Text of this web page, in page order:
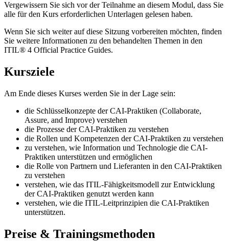
Vergewissern Sie sich vor der Teilnahme an diesem Modul, dass Sie
alle für den Kurs erforderlichen Unterlagen gelesen haben.
Wenn Sie sich weiter auf diese Sitzung vorbereiten möchten, finden
Sie weitere Informationen zu den behandelten Themen in den
ITIL® 4 Official Practice Guides.
Kursziele
Am Ende dieses Kurses werden Sie in der Lage sein:
die Schlüsselkonzepte der CAI-Praktiken (Collaborate,
Assure, and Improve) verstehen
die Prozesse der CAI-Praktiken zu verstehen
die Rollen und Kompetenzen der CAI-Praktiken zu verstehen
zu verstehen, wie Information und Technologie die CAI-
Praktiken unterstützen und ermöglichen
die Rolle von Partnern und Lieferanten in den CAI-Praktiken
zu verstehen
verstehen, wie das ITIL-Fähigkeitsmodell zur Entwicklung
der CAI-Praktiken genutzt werden kann
verstehen, wie die ITIL-Leitprinzipien die CAI-Praktiken
unterstützen.
Preise & Trainingsmethoden